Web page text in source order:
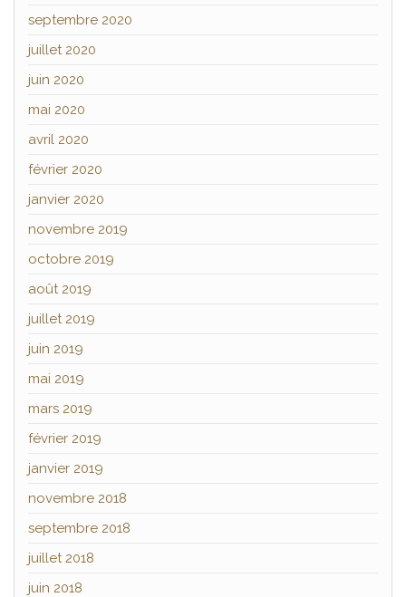
septembre 2020
juillet 2020
juin 2020
mai 2020
avril 2020
février 2020
janvier 2020
novembre 2019
octobre 2019
août 2019
juillet 2019
juin 2019
mai 2019
mars 2019
février 2019
janvier 2019
novembre 2018
septembre 2018
juillet 2018
juin 2018